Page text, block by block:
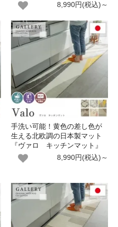
8,990円(税込)～
手洗い可能！黄色の差し色が
生える北欧調の日本製マット
『ヴァロ キッチンマット』
8,990円(税込)～